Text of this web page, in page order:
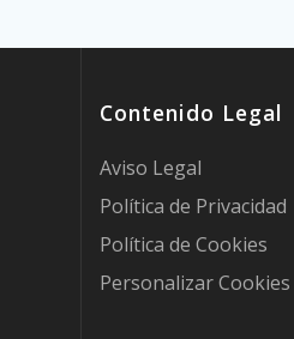
Contenido Legal
Aviso Legal
Política de Privacidad
Política de Cookies
Personalizar Cookies